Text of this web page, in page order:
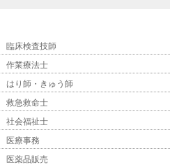
臨床検査技師
作業療法士
はり師・きゅう師
救急救命士
社会福祉士
医療事務
医薬品販売